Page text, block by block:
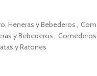
Heneras y Bebederos,
y Bebederos,
y Ratones